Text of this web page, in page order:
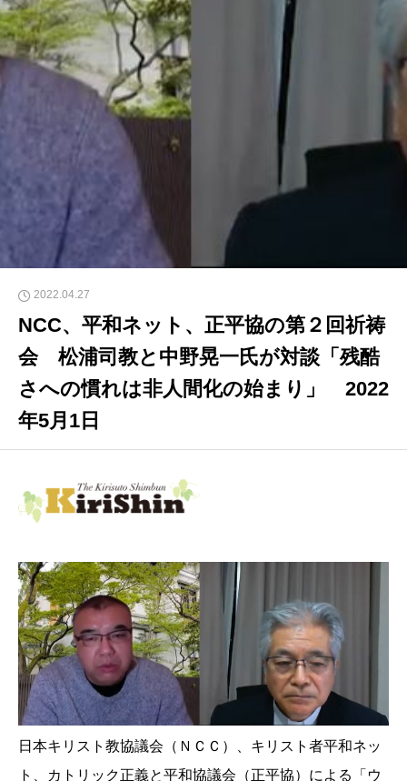
2022.04.27
NCC、平和ネット、正平協の第２回祈祷
会 松浦司教と中野晃一氏が対談「残酷
さへの慣れは非人間化の始まり」 2022
年5月1日
日本キリスト教協議会（ＮＣＣ）、キリスト者平和ネッ
ト、カトリック正義と平和協議会（正平協）による「ウ